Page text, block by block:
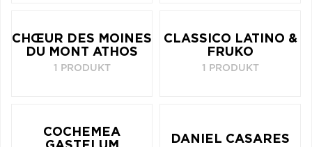
CHŒUR DES MOINES
DU MONT ATHOS
1 PRODUKT
CLASSICO LATINO &
FRUKO
1 PRODUKT
COCHEMEA
DANIEL CASARES